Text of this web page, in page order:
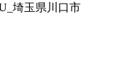
埼玉県川口市